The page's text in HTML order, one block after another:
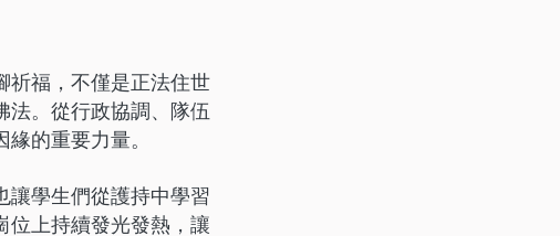
祈福，不僅是正法住世
法。從行政協調、隊伍
的重要力量。
讓學生們從護持中學習
位上持續發光發熱，讓